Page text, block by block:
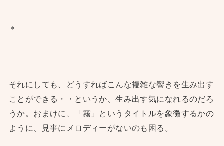
＊
それにしても、どうすればこんな複雑な響きを生み出す
ことができる・・というか、生み出す気になれるのだろ
うか。おまけに、「霧」というタイトルを象徴するかの
ように、見事にメロディーがないのも困る。